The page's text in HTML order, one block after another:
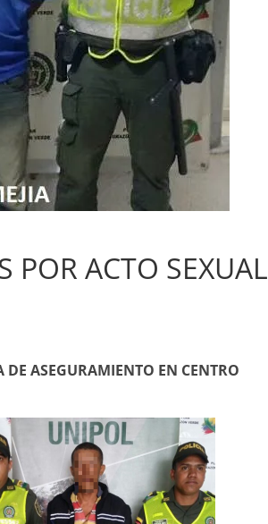
POR ACTO SEXUAL
ASEGURAMIENTO EN CENTRO